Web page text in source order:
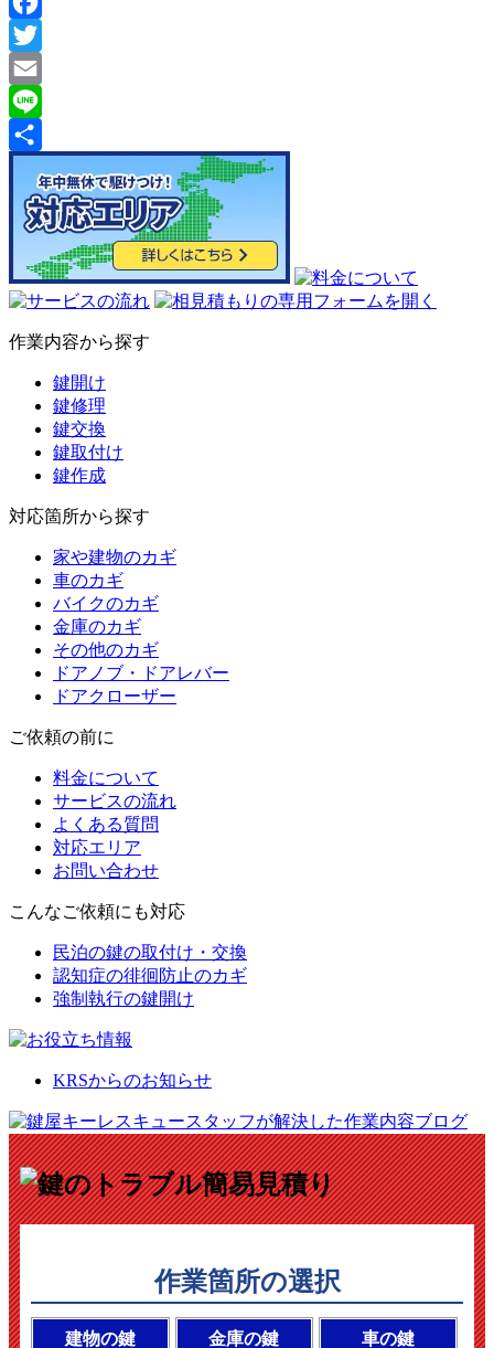
Facebook
Twitter
Email
Line
有
作業内容から探す
鍵開け
鍵修理
鍵交換
鍵取付け
鍵作成
対応箇所から探す
家や建物のカギ
車のカギ
バイクのカギ
金庫のカギ
その他のカギ
ドアノブ・ドアレバー
ドアクローザー
ご依頼の前に
料金について
サービスの流れ
よくある質問
対応エリア
お問い合わせ
こんなご依頼にも対応
民泊の鍵の取付け・交換
認知症の徘徊防止のカギ
強制執行の鍵開け
KRSからのお知らせ
作業箇所の選択
建物の鍵 金庫の鍵 車の鍵